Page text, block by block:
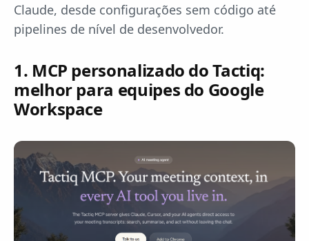
Claude, desde configurações sem código até
pipelines de nível de desenvolvedor.
1. MCP personalizado do Tactiq:
melhor para equipes do Google
Workspace